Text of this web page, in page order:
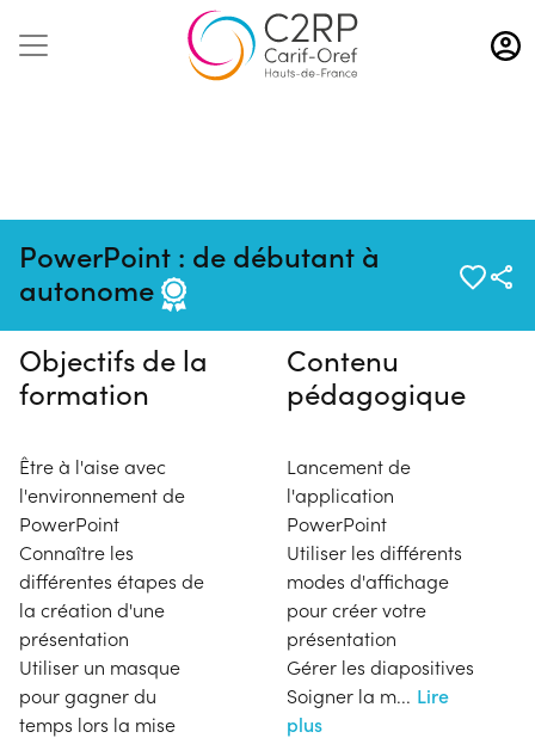
Aller
au
contenu
PowerPoint : de débutant à
autonome
Pas de session programmée en
ce moment
Objectifs de la
formation
Être à l'aise avec
l'environnement de
PowerPoint
Connaître les
différentes étapes de
la création d'une
présentation
Utiliser un masque
pour gagner du
temps lors la mise
Contenu
pédagogique
Lancement de
l'application
PowerPoint
Utiliser les différents
modes d'affichage
pour créer votre
présentation
Gérer les diapositives
Soigner la m... Lire
plus